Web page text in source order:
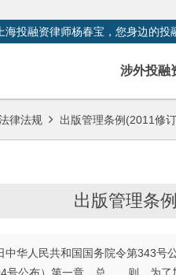
投融资律师杨春宝，您身边的投
涉外投融
律法规 出版管理条例(2011修
出版管理条
中华人民共和国国务院令第343号